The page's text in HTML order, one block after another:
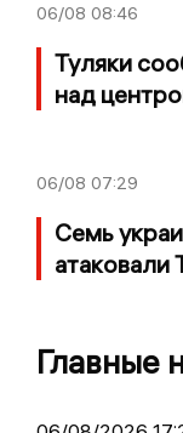
06/08 08:46
Туляки
над
06/08 07:29
Семь
атаковали
Главные